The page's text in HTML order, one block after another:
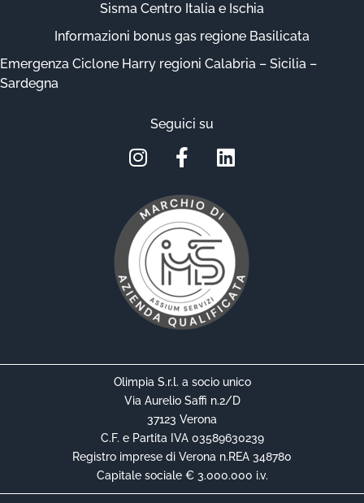
Sisma Centro Italia e Ischia
Informazioni bonus gas regione Basilicata
Emergenza Ciclone Harry regioni Calabria – Sicilia –
Sardegna
Seguici su
Olimpia S.r.l. a socio unico
Via Aurelio Saffi n.2/D
37123 Verona
C.F. e Partita IVA 03589630239
Registro imprese di Verona n.REA 348780
Capitale sociale € 3.000.000 i.v.